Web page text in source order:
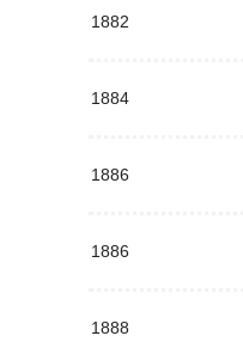
1882
1884
1886
1886
1888